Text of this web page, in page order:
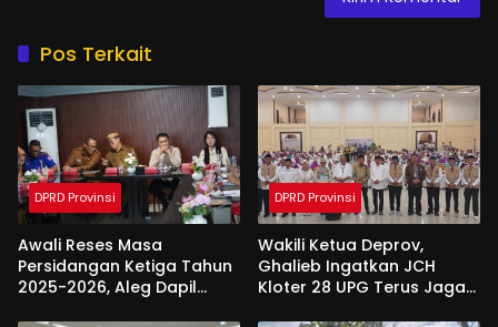
Pos Terkait
DPRD Provinsi
Awali Reses Masa
Persidangan Ketiga Tahun
2025-2026, Aleg Dapil
DPRD Provinsi
Wakili Ketua Deprov,
Ghalieb Ingatkan JCH
Kloter 28 UPG Terus Jaga